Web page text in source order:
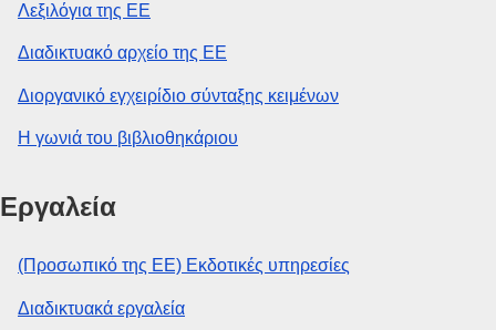
Λεξιλόγια της ΕΕ
Διαδικτυακό αρχείο της ΕΕ
Διοργανικό εγχειρίδιο σύνταξης κειμένων
Η γωνιά του βιβλιοθηκάριου
Εργαλεία
(Προσωπικό της ΕΕ) Εκδοτικές υπηρεσίες
Διαδικτυακά εργαλεία